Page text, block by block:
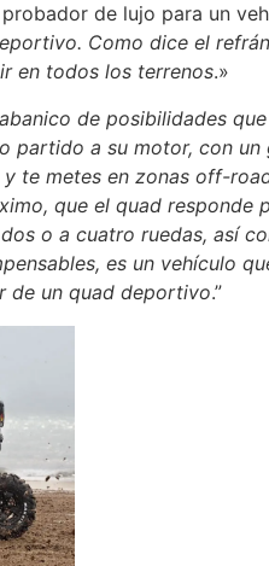
de lujo para un
Como dice el
en todos los terrenos.»
de posibilidades
partido a su motor, con un
te metes en zonas off-
que el quad responde
o a cuatro ruedas, así
es un vehículo
de un quad deportivo.”